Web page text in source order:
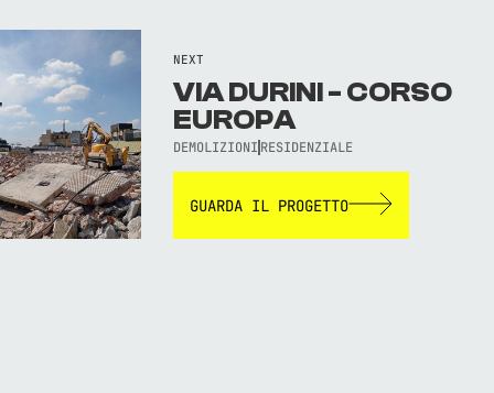
NEXT
VIA DURINI - CORSO
EUROPA
DEMOLIZIONI RESIDENZIALE
GUARDA IL PROGETTO